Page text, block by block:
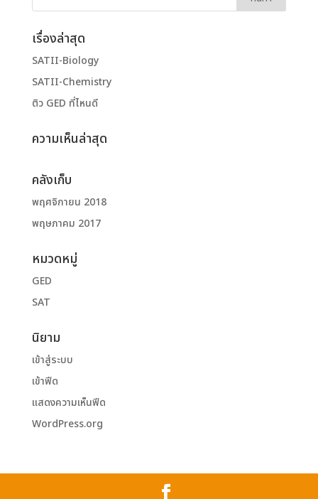
เรื่องล่าสุด
SATII-Biology
SATII-Chemistry
ติว GED ที่ไหนดี
ความเห็นล่าสุด
คลังเก็บ
พฤศจิกายน 2018
พฤษภาคม 2017
หมวดหมู่
GED
SAT
นิยาม
เข้าสู่ระบบ
เข้าฟีด
แสดงความเห็นฟีด
WordPress.org